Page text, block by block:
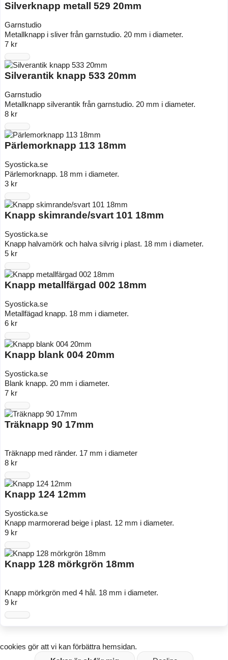
Silverknapp metall 529 20mm
Garnstudio
Metallknapp i sliver från garnstudio. 20 mm i diameter.
7 kr
Silverantik knapp 533 20mm
Garnstudio
Metallknapp silverantik från garnstudio. 20 mm i diameter.
8 kr
Pärlemorknapp 113 18mm
Syosticka.se
Pärlemorknapp. 18 mm i diameter.
3 kr
Knapp skimrande/svart 101 18mm
Syosticka.se
Knapp halvamörk och halva silvrig i plast. 18 mm i diameter.
5 kr
Knapp metallfärgad 002 18mm
Syosticka.se
Metallfägad knapp. 18 mm i diameter.
6 kr
Knapp blank 004 20mm
Syosticka.se
Blank knapp. 20 mm i diameter.
7 kr
Träknapp 90 17mm
Träknapp med ränder. 17 mm i diameter
8 kr
Knapp 124 12mm
Syosticka.se
Knapp marmorerad beige i plast. 12 mm i diameter.
9 kr
Knapp 128 mörkgrön 18mm
Knapp mörkgrön med 4 hål. 18 mm i diameter.
9 kr
cookies gör att vi kan förbättra hemsidan.